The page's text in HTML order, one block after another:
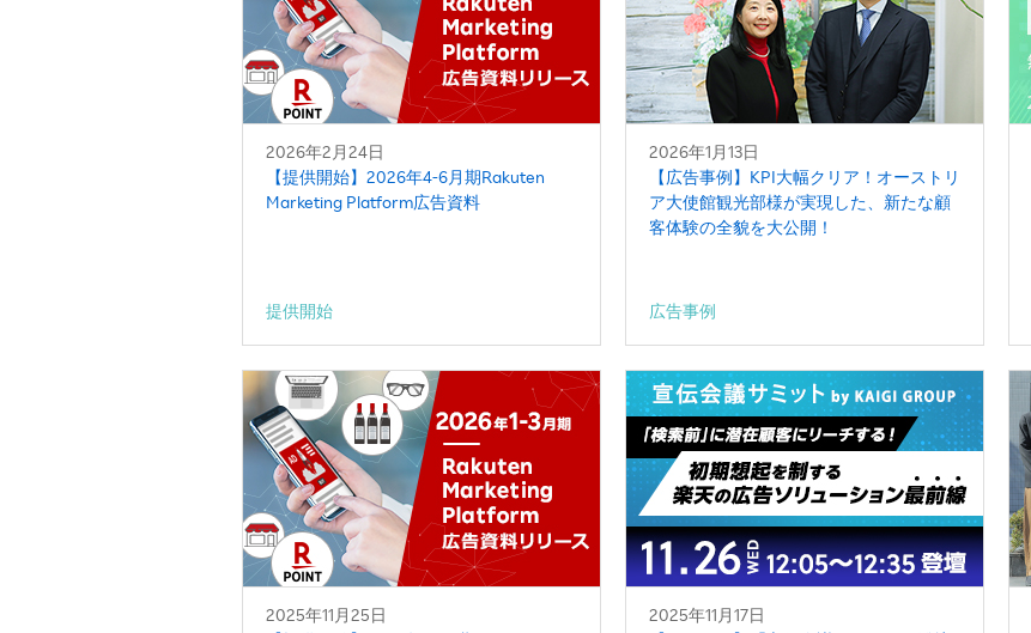
2026年2月24日
【提供開始】2026年4-6月期Rakuten
Marketing Platform広告資料
提供開始
2026年1月13日
【広告事例】KPI大幅クリア！オーストリ
ア大使館観光部様が実現した、新たな顧
客体験の全貌を大公開！
広告事例
2025年11月25日 2025年11月17日